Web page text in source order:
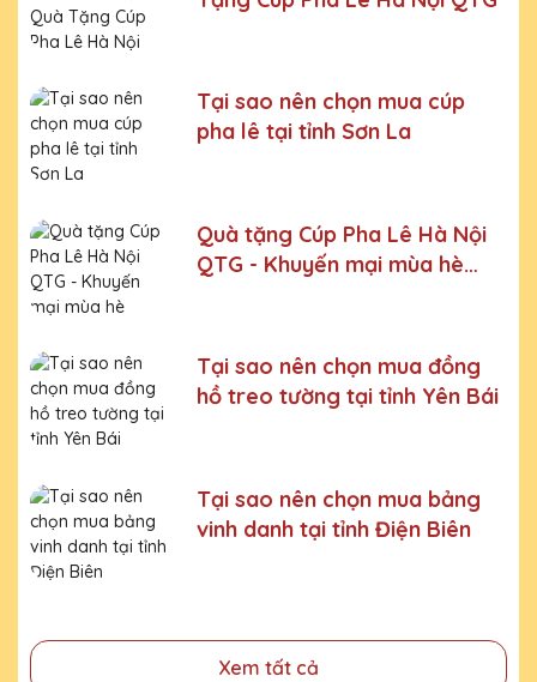
Bước 6:Gọi điện xác nhận với khách hàng
và nghiêm ngặt ở từng khâu sản xuất.Xưởng sản xuất
Kỷ niệm chương pha lê uy tín, chất lượng số một thị
trường Miền Bắc
đơn mọi số lượng, nhận làm những mẫu không có sẵn,
sản xuất theo ý tưởng của khách hàng.
Quà tặng Cúp Pha Lê Hà Nội QTG cung cấp tới Quý
khách hàng thành phẩm bao gồm hộp xi lót lụa vàng,
với 2 màu lựa chọn xanh hoặc đỏ làm tăng thêm tính
Sản phẩm được làm từ chất liệu pha lê vô cùng tinh tế,
sang trọng, gửi đến người nhận những ý nghĩa to lớn:
- Vinh danh cá nhân, tập thể đạt thành tích xuất sắc
- Tặng phẩm chứng nhận cho những nỗ lực, cố gắng của
cá nhân, tập thể
- Tri ân, thay lời cảm ơn gửi đến những cá nhân, tổ chức
đã cống hiến, đóng góp cho doanh nghiệp, cho cộng
Tại sao nên chọn mua cúp
pha lê tại tỉnh Sơn La
Quà tặng Cúp Pha Lê Hà Nội
QTG - Khuyến mại mùa hè
Tại sao nên chọn mua đồng
hồ treo tường tại tỉnh Yên Bái
Tại sao nên chọn mua bảng
vinh danh tại tỉnh Điện Biên
Xem tất cả